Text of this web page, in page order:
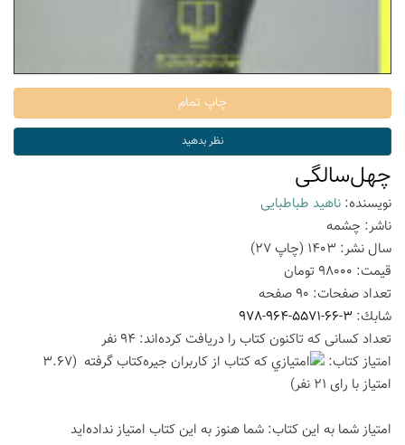
چهل‌سالگی
نویسنده: ناهید طباطبایی
ناشر: چشمه
سال نشر: 1403 (چاپ27
)
قیمت: 98000 تومان
تعداد صفحات: 90 صفحه
شابك: 978-964-5571-66-3
تعداد كسانی كه تاكنون كتاب را دریافت كرده‌اند: 94 نفر
امتیاز كتاب:
(3.67
امتیاز با رای 21 نفر)
امتیاز شما به این كتاب: شما هنوز به این كتاب امتیاز نداده‌اید